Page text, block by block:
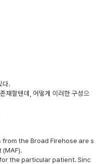
다.
재할텐데, 어떻게 이러한 구성으
the Broad Firehose are s
the particular patient. Sinc